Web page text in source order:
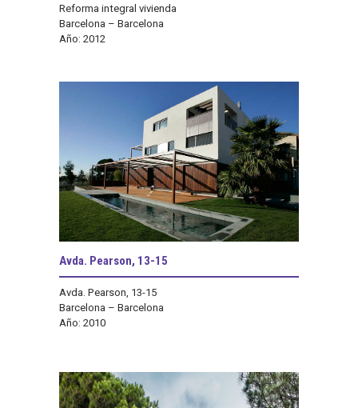
Reforma integral vivienda
Barcelona – Barcelona
Año: 2012
Avda. Pearson, 13-15
Avda. Pearson, 13-15
Barcelona – Barcelona
Año: 2010